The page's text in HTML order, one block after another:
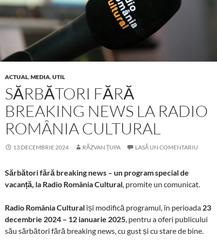
ACTUAL,MEDIA,UTIL
SĂRBĂTORI FĂRĂ
BREAKING NEWS LA RADIO
ROMÂNIA CULTURAL
13 DECEMBRIE 2024 RĂZVAN ȚUPA LASĂ UN COMENTARIU
Sărbători fără breaking news – un program special de
vacanță, la Radio România Cultural, promite un comunicat.
Radio România Culturalîși modifică programul, în perioada 23
decembrie 2024 – 12 ianuarie 2025, pentru a oferi publicului
său sărbători fără breaking news, cu gust și cu stare de bine.